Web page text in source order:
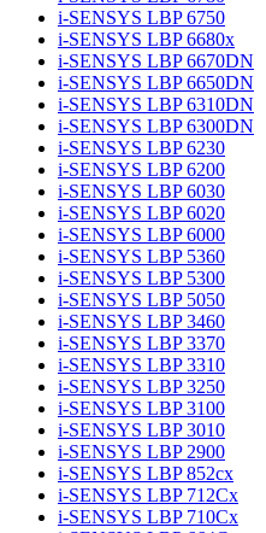
i-SENSYS LBP 6750
i-SENSYS LBP 6680x
i-SENSYS LBP 6670DN
i-SENSYS LBP 6650DN
i-SENSYS LBP 6310DN
i-SENSYS LBP 6300DN
i-SENSYS LBP 6230
i-SENSYS LBP 6200
i-SENSYS LBP 6030
i-SENSYS LBP 6020
i-SENSYS LBP 6000
i-SENSYS LBP 5360
i-SENSYS LBP 5300
i-SENSYS LBP 5050
i-SENSYS LBP 3460
i-SENSYS LBP 3370
i-SENSYS LBP 3310
i-SENSYS LBP 3250
i-SENSYS LBP 3100
i-SENSYS LBP 3010
i-SENSYS LBP 2900
i-SENSYS LBP 852cx
i-SENSYS LBP 712Cx
i-SENSYS LBP 710Cx